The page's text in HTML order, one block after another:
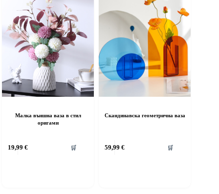
Малка външна ваза в стил
оригами
19,99 € 🛒
Скандинавска геометрична ваза
59,99 € 🛒